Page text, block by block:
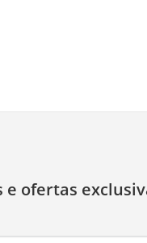
ofertas